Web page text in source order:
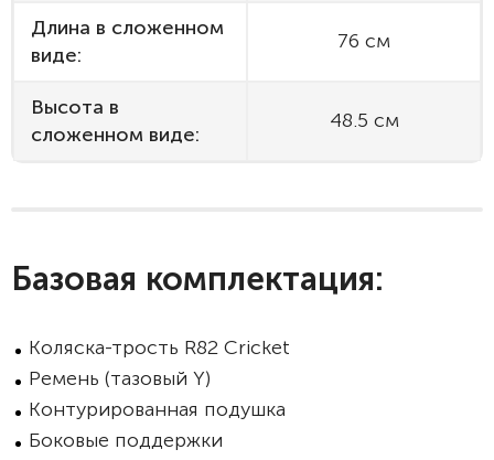
Длина в сложенном
виде:
76 см
Высота в
сложенном виде:
48.5 см
Базовая комплектация:
Коляска-трость R82 Cricket
Ремень (тазовый Y)
Контурированная подушка
Боковые поддержки